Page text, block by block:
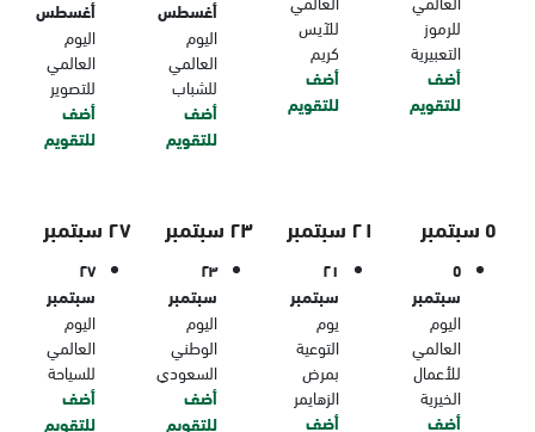
للرموز
التعبيرية
أضف
للتقويم
للآيس
كريم
أضف
للتقويم
أغسطس
اليوم
العالمي
للشباب
أضف
للتقويم
أغسطس
اليوم
العالمي
للتصوير
أضف
للتقويم
٥ سبتمبر
٥
سبتمبر
اليوم
العالمي
للأعمال
الخيرية
أضف
٢١ سبتمبر
٢١
سبتمبر
يوم
التوعية
بمرض
الزهايمر
أضف
٢٣ سبتمبر
٢٣
سبتمبر
اليوم
الوطني
السعودي
أضف
للتقويم
٢٧ سبتمبر
٢٧
سبتمبر
اليوم
العالمي
للسياحة
أضف
للتقويم